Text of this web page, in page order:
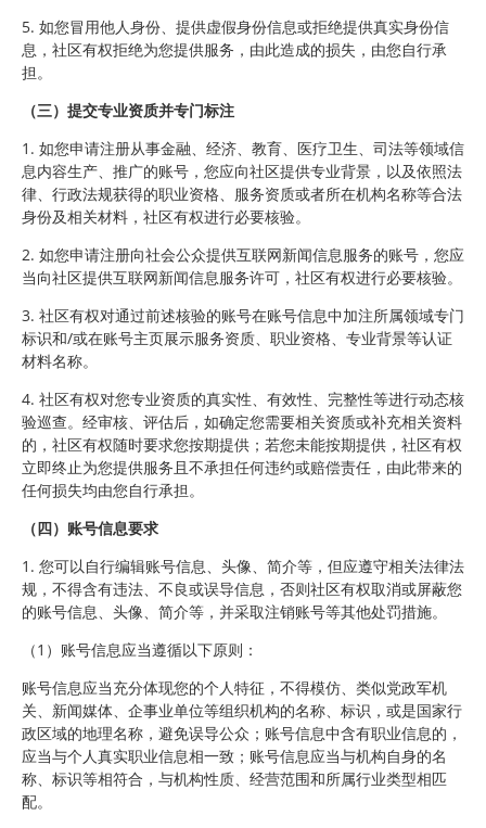
5. 如您冒用他人身份、提供虚假身份信息或拒绝提供真实身份信
息，社区有权拒绝为您提供服务，由此造成的损失，由您自行承
担。
（三）提交专业资质并专门标注
1. 如您申请注册从事金融、经济、教育、医疗卫生、司法等领域信
息内容生产、推广的账号，您应向社区提供专业背景，以及依照法
律、行政法规获得的职业资格、服务资质或者所在机构名称等合法
身份及相关材料，社区有权进行必要核验。
2. 如您申请注册向社会公众提供互联网新闻信息服务的账号，您应
当向社区提供互联网新闻信息服务许可，社区有权进行必要核验。
3. 社区有权对通过前述核验的账号在账号信息中加注所属领域专门
标识和/或在账号主页展示服务资质、职业资格、专业背景等认证
材料名称。
4. 社区有权对您专业资质的真实性、有效性、完整性等进行动态核
验巡查。经审核、评估后，如确定您需要相关资质或补充相关资料
的，社区有权随时要求您按期提供；若您未能按期提供，社区有权
立即终止为您提供服务且不承担任何违约或赔偿责任，由此带来的
任何损失均由您自行承担。
（四）账号信息要求
1. 您可以自行编辑账号信息、头像、简介等，但应遵守相关法律法
规，不得含有违法、不良或误导信息，否则社区有权取消或屏蔽您
的账号信息、头像、简介等，并采取注销账号等其他处罚措施。
（1）账号信息应当遵循以下原则：
账号信息应当充分体现您的个人特征，不得模仿、类似党政军机
关、新闻媒体、企事业单位等组织机构的名称、标识，或是国家行
政区域的地理名称，避免误导公众；账号信息中含有职业信息的，
应当与个人真实职业信息相一致；账号信息应当与机构自身的名
称、标识等相符合，与机构性质、经营范围和所属行业类型相匹
配。